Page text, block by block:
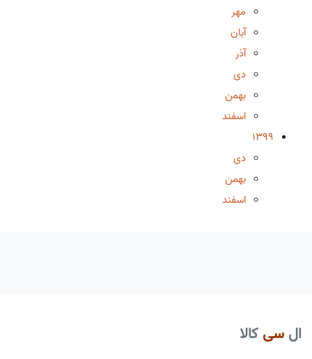
مهر
آبان
آذر
دی
بهمن
اسفند
1399
دی
بهمن
اسفند
ال سی کالا